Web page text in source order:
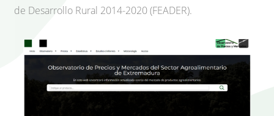
de Desarrollo Rural 2014-2020 (FEADER).